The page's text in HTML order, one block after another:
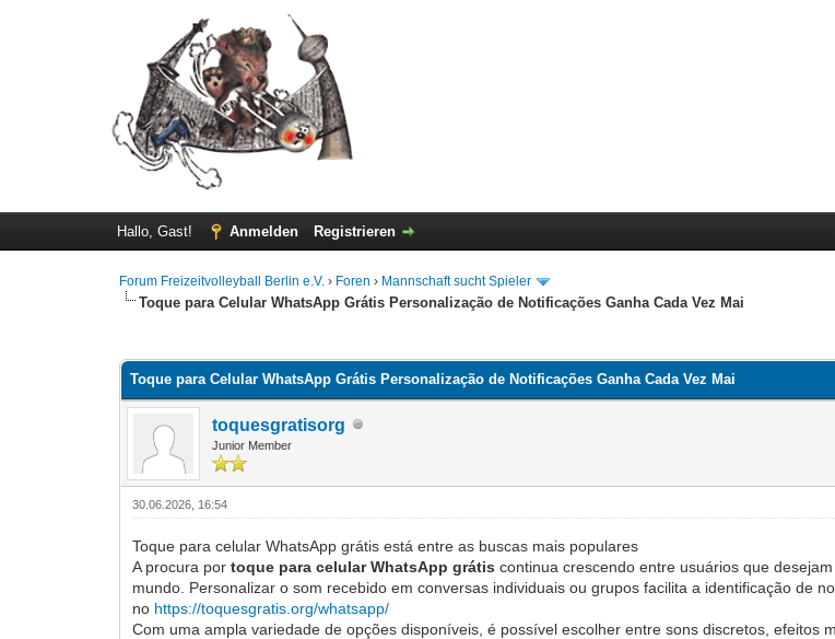
Hallo, Gast! Anmelden Registrieren
Forum Freizeitvolleyball Berlin e.V. › Foren › Mannschaft sucht Spieler
Toque para Celular WhatsApp Grátis Personalização de Notificações Ganha Cada Vez Mai
Toque para Celular WhatsApp Grátis Personalização de Notificações Ganha Cada Vez Mai
toquesgratisorg
Junior Member
30.06.2026, 16:54
Toque para celular WhatsApp grátis está entre as buscas mais populares
A procura portoque para celular WhatsApp grátis continua crescendo entre usuários que
mundo. Personalizar o som recebido em conversas individuais ou grupos facilita a identificação de
no https://toquesgratis.org/whatsapp/
Com uma ampla variedade de opções disponíveis, é possível escolher entre sons discretos, efeitos